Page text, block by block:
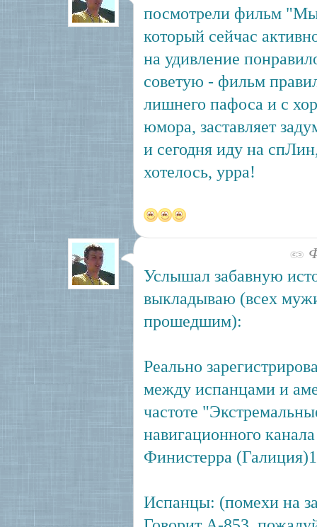
посмотрели фильм
который сейчас
на удивление
советую - фильм
лишнего пафоса и с
юмора, заставляет
и сегодня иду на
хотелось, урра!
Услышал забавную
выкладываю (всех
прошедшим):
Реально
между испанцами и
частоте
навигационного
Финистерра
Испанцы: (помехи на